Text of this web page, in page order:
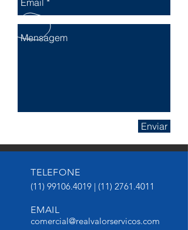
Enviar
TELEFONE
(11) 99106.4019 | (11) 2761.4011
EMAIL
comercial@realvalorservicos.com